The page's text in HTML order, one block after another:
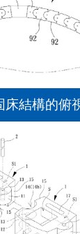
床結構的俯